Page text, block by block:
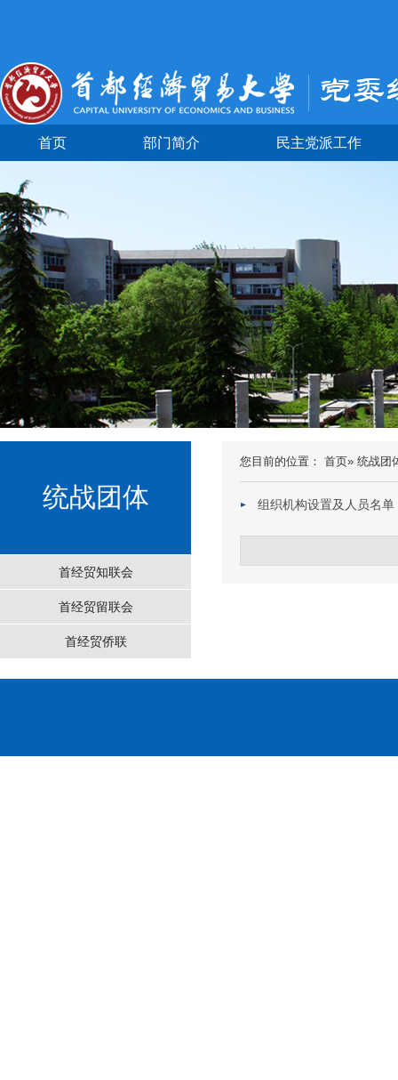
首页 部门简介 民主党派工作
统战团体
首经贸知联会
首经贸留联会
首经贸侨联
您目前的位置： 首页» 统战团
组织机构设置及人员名单